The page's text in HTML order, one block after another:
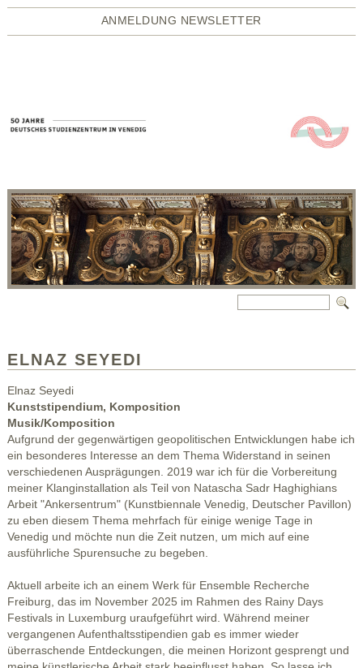
ANMELDUNG NEWSLETTER
ELNAZ SEYEDI
Elnaz Seyedi
Kunststipendium, Komposition
Musik/Komposition
Aufgrund der gegenwärtigen geopolitischen Entwicklungen habe ich
ein besonderes Interesse an dem Thema Widerstand in seinen
verschiedenen Ausprägungen. 2019 war ich für die Vorbereitung
meiner Klanginstallation als Teil von Natascha Sadr Haghighians
Arbeit "Ankersentrum" (Kunstbiennale Venedig, Deutscher Pavillon)
zu eben diesem Thema mehrfach für einige wenige Tage in
Venedig und möchte nun die Zeit nutzen, um mich auf eine
ausführliche Spurensuche zu begeben.
Aktuell arbeite ich an einem Werk für Ensemble Recherche
Freiburg, das im November 2025 im Rahmen des Rainy Days
Festivals in Luxemburg uraufgeführt wird. Während meiner
vergangenen Aufenthaltsstipendien gab es immer wieder
überraschende Entdeckungen, die meinen Horizont gesprengt und